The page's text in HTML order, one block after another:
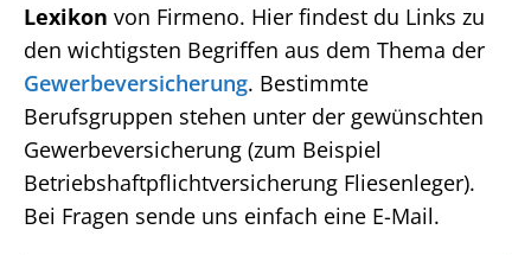
Lexikon von Firmeno. Hier findest du Links zu
den wichtigsten Begriffen aus dem Thema der
Gewerbeversicherung. Bestimmte
Berufsgruppen stehen unter der gewünschten
Gewerbeversicherung (zum Beispiel
Betriebshaftpflichtversicherung Fliesenleger).
Bei Fragen sende uns einfach eine E-Mail.